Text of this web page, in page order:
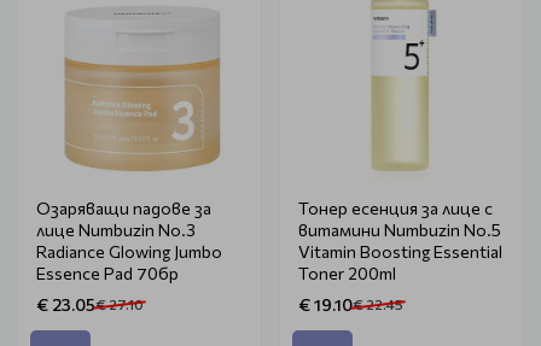
Озаряващи падове за
лице Numbuzin No.3
Radiance Glowing Jumbo
Essence Pad 70бр
€ 23.05€ 27.10
Тонер есенция за лице с
витамини Numbuzin No.5
Vitamin Boosting Essential
Toner 200ml
€ 19.10€ 22.45